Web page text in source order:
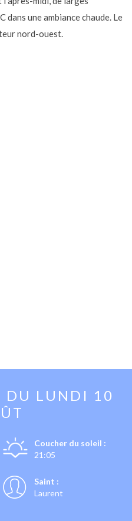
une ambiance chaude. Le
nord-ouest.
DU LUNDI 10
Coucher du soleil :
21:05
Saint :
Laurent